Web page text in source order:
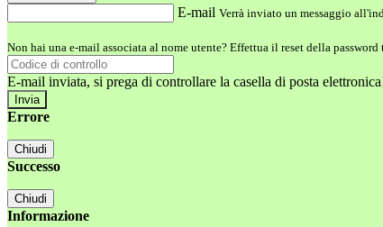
E-mail Verrà inviato un messaggio
Non hai una e-mail associata al nome utente? Effettua il reset della password
E-mail inviata, si prega di controllare la casella di posta
Errore
Chiudi
Successo
Chiudi
Informazione